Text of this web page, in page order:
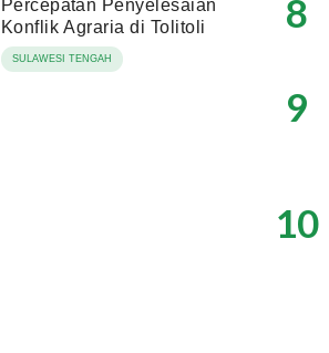
Percepatan Penyelesaian
Konflik Agraria di Tolitoli
SULAWESI TENGAH
8
9
10